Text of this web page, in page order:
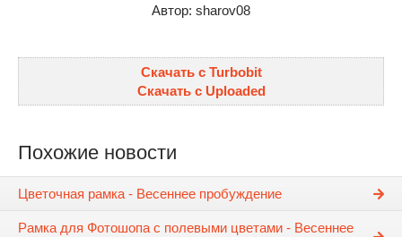
Автор: sharov08
Скачать с Turbobit
Скачать с Uploaded
Похожие новости
Цветочная рамка - Весеннее пробуждение
Рамка для Фотошопа с полевыми цветами - Весеннее